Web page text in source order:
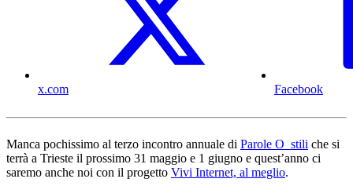
x.com Facebook
Manca pochissimo al terzo incontro annuale di Parole O_stili che si
terrà a Trieste il prossimo 31 maggio e 1 giugno e quest’anno ci
saremo anche noi con il progetto Vivi Internet, al meglio.